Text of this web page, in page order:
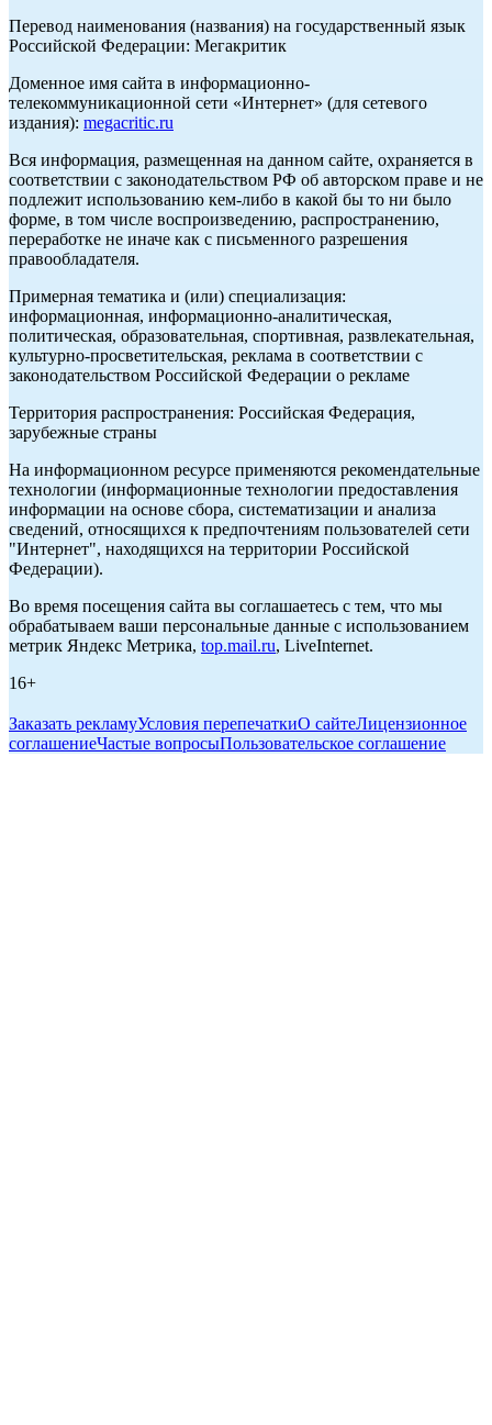
Перевод наименования (названия) на государственный язык
Российской Федерации: Мегакритик
Доменное имя сайта в информационно-
телекоммуникационной сети «Интернет» (для сетевого
издания): megacritic.ru
Вся информация, размещенная на данном сайте, охраняется в
соответствии с законодательством РФ об авторском праве и не
подлежит использованию кем-либо в какой бы то ни было
форме, в том числе воспроизведению, распространению,
переработке не иначе как с письменного разрешения
правообладателя.
Примерная тематика и (или) специализация:
информационная, информационно-аналитическая,
политическая, образовательная, спортивная, развлекательная,
культурно-просветительская, реклама в соответствии с
законодательством Российской Федерации о рекламе
Территория распространения: Российская Федерация,
зарубежные страны
На информационном ресурсе применяются рекомендательные
технологии (информационные технологии предоставления
информации на основе сбора, систематизации и анализа
сведений, относящихся к предпочтениям пользователей сети
"Интернет", находящихся на территории Российской
Федерации).
Во время посещения сайта вы соглашаетесь с тем, что мы
обрабатываем ваши персональные данные с использованием
метрик Яндекс Метрика, top.mail.ru, LiveInternet.
16+
Заказать рекламуУсловия перепечаткиО сайтеЛицензионное
соглашениеЧастые вопросыПользовательское соглашение